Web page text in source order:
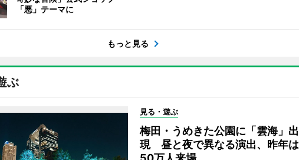
「悪」テーマに
もっと見る
ぶ
見る・遊ぶ
梅田・うめきた公園に「雲海」出
現 昼と夜で異なる演出、昨年は